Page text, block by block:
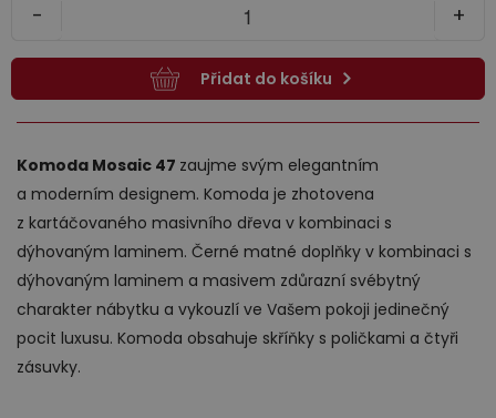
Předsíně
Novinky
+
-
Přidat do košíku
Komoda Mosaic 47 zaujme svým elegantním
a moderním designem. Komoda je zhotovena
z kartáčovaného masivního dřeva v kombinaci s
dýhovaným laminem. Černé matné doplňky v kombinaci s
dýhovaným laminem a masivem zdůrazní svébytný
charakter nábytku a vykouzlí ve Vašem pokoji jedinečný
pocit luxusu. Komoda obsahuje skříňky s poličkami a čtyři
zásuvky.